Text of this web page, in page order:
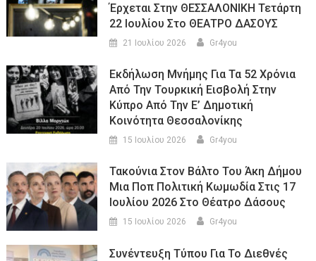
Έρχεται Στην ΘΕΣΣΑΛΟΝΙΚΗ Τετάρτη
22 Ιουλίου Στο ΘΕΑΤΡΟ ΔΑΣΟΥΣ
21 Ιουλίου 2026 Gr4you
Εκδήλωση Μνήμης Για Τα 52 Χρόνια
Από Την Τουρκική Εισβολή Στην
Κύπρο Από Την Ε’ Δημοτική
Κοινότητα Θεσσαλονίκης
15 Ιουλίου 2026 Gr4you
Τακούνια Στον Βάλτο Του Άκη Δήμου
Μια Ποπ Πολιτική Κωμωδία Στις 17
Ιουλίου 2026 Στο Θέατρο Δάσους
15 Ιουλίου 2026 Gr4you
Συνέντευξη Τύπου Για Το Διεθνές